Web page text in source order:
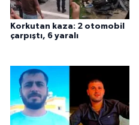
Korkutan kaza: 2 otomobil
çarpıştı, 6 yaralı